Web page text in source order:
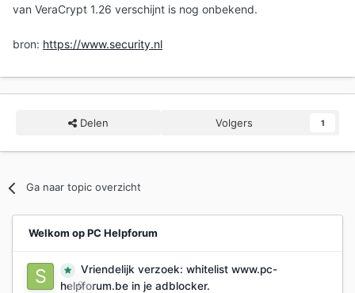
van VeraCrypt 1.26 verschijnt is nog onbekend.
bron: https://www.security.nl
Delen Volgers 1
Ga naar topic overzicht
Welkom op PC Helpforum
0
Vriendelijk verzoek: whitelist www.pc-
helpforum.be in je adblocker.